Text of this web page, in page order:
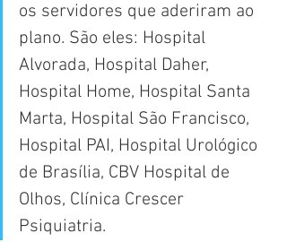
os servidores que aderiram ao
plano. São eles: Hospital
Alvorada, Hospital Daher,
Hospital Home, Hospital Santa
Marta, Hospital São Francisco,
Hospital PAI, Hospital Urológico
de Brasília, CBV Hospital de
Olhos, Clínica Crescer
Psiquiatria.